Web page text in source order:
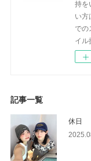
持を
い方
での
イル
記事一覧
休日